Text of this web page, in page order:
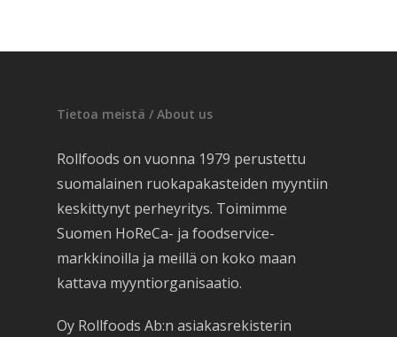
Tietoa meistä / About us
Rollfoods on vuonna 1979 perustettu
suomalainen ruokapakasteiden myyntiin
keskittynyt perheyritys. Toimimme
Suomen HoReCa- ja foodservice-
markkinoilla ja meillä on koko maan
kattava myyntiorganisaatio.
Oy Rollfoods Ab:n asiakasrekisterin